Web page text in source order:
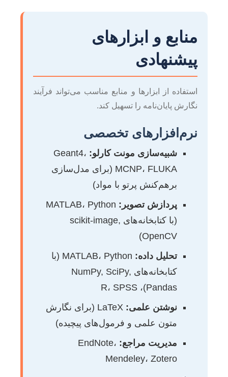
منابع و ابزارهای
پیشنهادی
استفاده از ابزارها و منابع مناسب می‌تواند فرآیند
نگارش پایان‌نامه را تسهیل کند.
نرم‌افزارهای تخصصی
شبیه‌سازی مونت کارلو: Geant4،
MCNP، FLUKA (برای مدل‌سازی
برهم‌کنش پرتو با مواد)
پردازش تصویر: MATLAB، Python
(با کتابخانه‌های scikit-image,
OpenCV)
تحلیل داده:
MATLAB، Python (با
کتابخانه‌های NumPy, SciPy,
Pandas)، R، SPSS
نوشتن علمی:
LaTeX (برای نگارش
متون علمی و فرمول‌های پیچیده)
مدیریت مراجع: EndNote،
Mendeley، Zotero